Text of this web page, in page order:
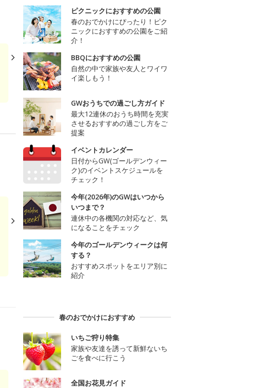
ピクニックにおすすめの公園
春のおでかけにぴったり！ピク
ニックにおすすめの公園をご紹
介！
BBQにおすすめの公園
自然の中で家族や友人とワイワ
イ楽しもう！
GWおうちでの過ごし方ガイド
最大12連休のおうち時間を充実
させるおすすめの過ごし方をご
提案
イベントカレンダー
日付からGW(ゴールデンウィー
ク)のイベントスケジュールを
チェック！
今年(2026年)のGWはいつから
いつまで？
連休中の各機関の対応など、気
になることをチェック
今年のゴールデンウィークは何
する？
おすすめスポットをエリア別に
紹介
春のおでかけにおすすめ
いちご狩り特集
家族や友達を誘って新鮮ないち
ごを食べに行こう
全国お花見ガイド